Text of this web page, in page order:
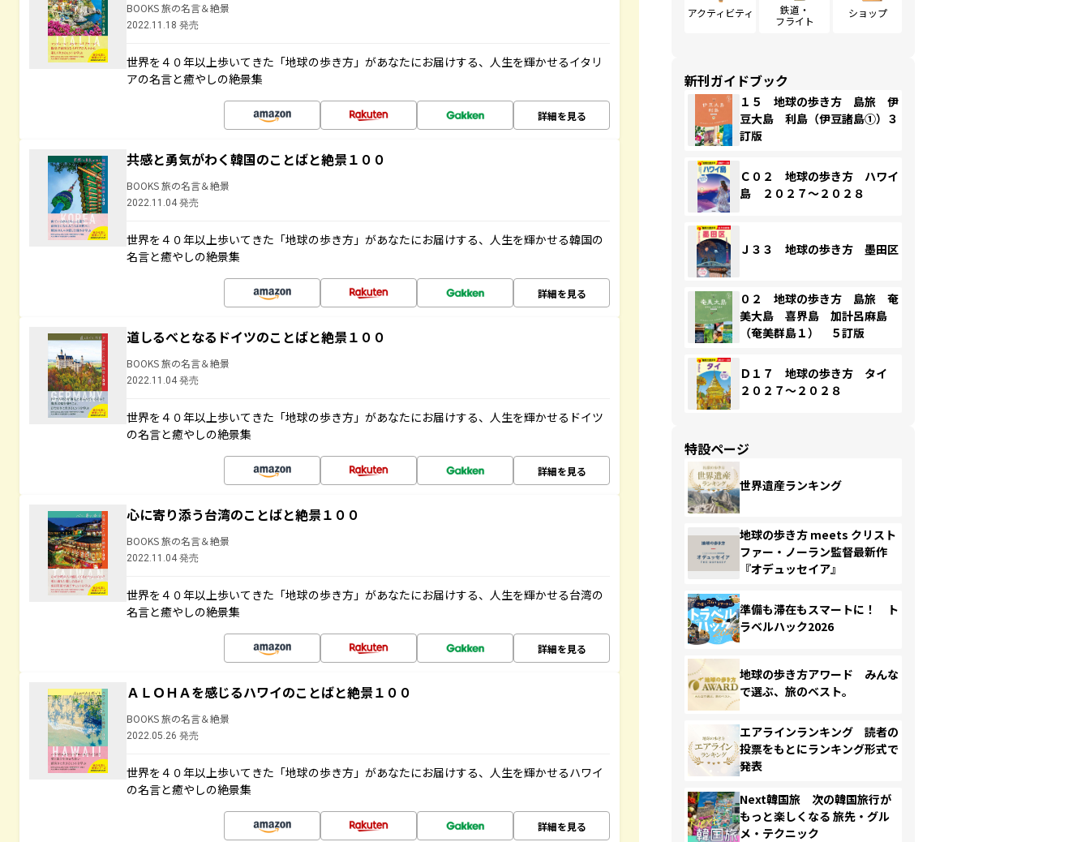
BOOKS 旅の名言＆絶景
2022.11.18 発売
世界を４０年以上歩いてきた「地球の歩き方」があなたにお届けする、人生を輝かせるイタリ
アの名言と癒やしの絶景集
詳細を見る
共感と勇気がわく韓国のことばと絶景１００
BOOKS 旅の名言＆絶景
2022.11.04 発売
世界を４０年以上歩いてきた「地球の歩き方」があなたにお届けする、人生を輝かせる韓国の
名言と癒やしの絶景集
詳細を見る
道しるべとなるドイツのことばと絶景１００
BOOKS 旅の名言＆絶景
2022.11.04 発売
世界を４０年以上歩いてきた「地球の歩き方」があなたにお届けする、人生を輝かせるドイツ
の名言と癒やしの絶景集
詳細を見る
心に寄り添う台湾のことばと絶景１００
BOOKS 旅の名言＆絶景
2022.11.04 発売
世界を４０年以上歩いてきた「地球の歩き方」があなたにお届けする、人生を輝かせる台湾の
名言と癒やしの絶景集
詳細を見る
ＡＬＯＨＡを感じるハワイのことばと絶景１００
BOOKS 旅の名言＆絶景
2022.05.26 発売
世界を４０年以上歩いてきた「地球の歩き方」があなたにお届けする、人生を輝かせるハワイ
の名言と癒やしの絶景集
詳細を見る
アクティビティ
鉄道・
フライト
ショップ
新刊ガイドブック
１５ 地球の歩き方 島旅 伊
豆大島 利島（伊豆諸島①）３
訂版
Ｃ０２ 地球の歩き方 ハワイ
島 ２０２７～２０２８
Ｊ３３ 地球の歩き方 墨田区
０２ 地球の歩き方 島旅 奄
美大島 喜界島 加計呂麻島
（奄美群島１） ５訂版
Ｄ１７ 地球の歩き方 タイ
２０２７～２０２８
特設ページ
世界遺産ランキング
地球の歩き方 meets クリスト
ファー・ノーラン監督最新作
『オデュッセイア』
準備も滞在もスマートに！ ト
ラベルハック2026
地球の歩き方アワード みんな
で選ぶ、旅のベスト。
エアラインランキング 読者の
投票をもとにランキング形式で
発表
Next韓国旅 次の韓国旅行が
もっと楽しくなる 旅先・グル
メ・テクニック